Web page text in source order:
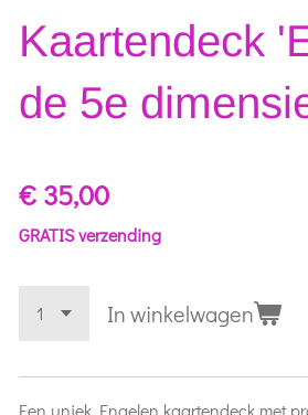
Kaartendeck
de 5e
€ 35,00
GRATIS verzending
In winkelwagen
Een uniek Engelen kaartendeck met